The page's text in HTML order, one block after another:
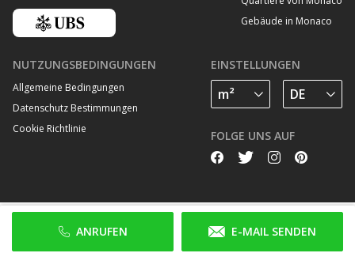
ANRUFEN E-MAIL SENDEN
Gebäude in Monaco
NUTZUNGSBEDINGUNGEN
Allgemeine Bedingungen
Datenschutz Bestimmungen
Cookie Richtlinie
EINSTELLUNGEN
FOLGE UNS AUF